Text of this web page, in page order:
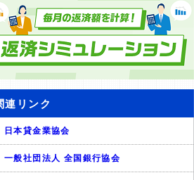
連リンク
日本貸金業協会
一般社団法人 全国銀行協会